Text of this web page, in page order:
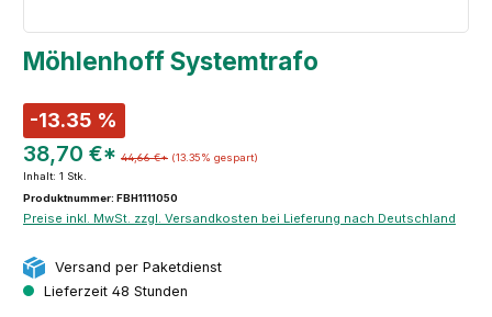
Möhlenhoff Systemtrafo
-13.35 %
38,70 €* 44,66 €* (13.35% gespart)
Inhalt: 1 Stk.
Produktnummer: FBH1111050
Preise inkl. MwSt. zzgl. Versandkosten bei Lieferung nach Deutschland
Versand per Paketdienst
Lieferzeit 48 Stunden